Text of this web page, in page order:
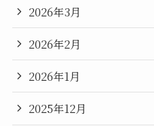
2026年3月
2026年2月
2026年1月
2025年12月